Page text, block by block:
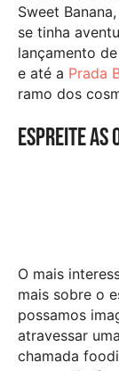
Sweet
se tinha
lançamento
e até a Prada
ramo dos
Espreite as
O mais
mais sobre o
possamos
atravessar
chamada